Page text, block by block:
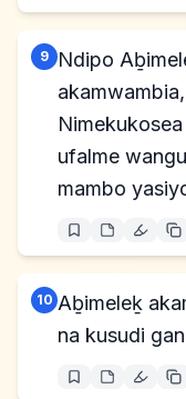
9
Ndipo
ufalme
mambo
10 Aḇimeleḵ
na kusudi